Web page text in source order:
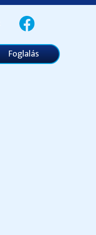
Foglalás